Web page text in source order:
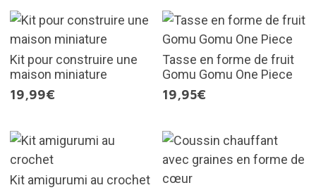
Kit pour construire une
maison miniature
19,99€
Tasse en forme de fruit
Gomu Gomu One Piece
19,95€
Kit amigurumi au crochet